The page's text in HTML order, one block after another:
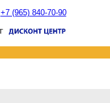
+7 (965) 840-70-90